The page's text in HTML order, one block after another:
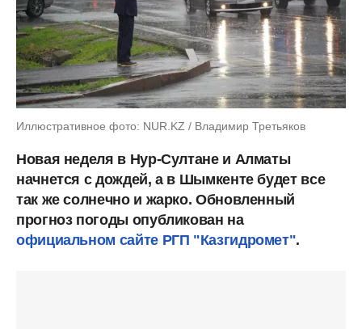
Иллюстративное фото: NUR.KZ / Владимир Третьяков
Новая неделя в Нур-Султане и Алматы
начнется с дождей, а в Шымкенте будет все
так же солнечно и жарко. Обновленный
прогноз погоды опубликован на
официальном сайте РГП "Казгидромет".